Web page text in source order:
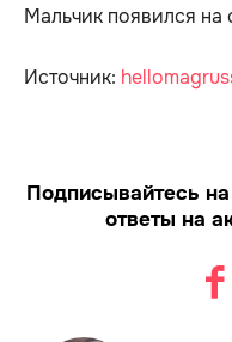
Мальчик появился на
Источник:
Подписывайтесь
ответы на